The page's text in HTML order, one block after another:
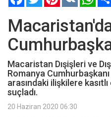
Macaristan Dışişleri ve
Romanya
arasındaki ilişkilere
suçladı.
20 Haziran 2020 06:30